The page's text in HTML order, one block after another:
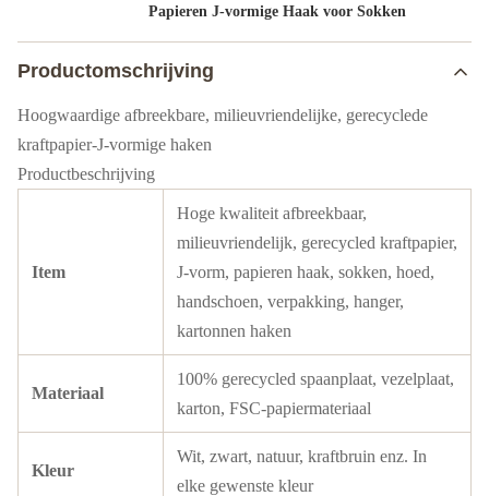
Papieren J-vormige Haak voor Sokken
Productomschrijving
Hoogwaardige afbreekbare, milieuvriendelijke, gerecyclede
kraftpapier-J-vormige haken
Productbeschrijving
Item
Hoge kwaliteit afbreekbaar,
milieuvriendelijk, gerecycled kraftpapier,
J-vorm, papieren haak, sokken, hoed,
handschoen, verpakking, hanger,
kartonnen haken
Materiaal
100% gerecycled spaanplaat, vezelplaat,
karton, FSC-papiermateriaal
Kleur
Wit, zwart, natuur, kraftbruin enz. In
elke gewenste kleur